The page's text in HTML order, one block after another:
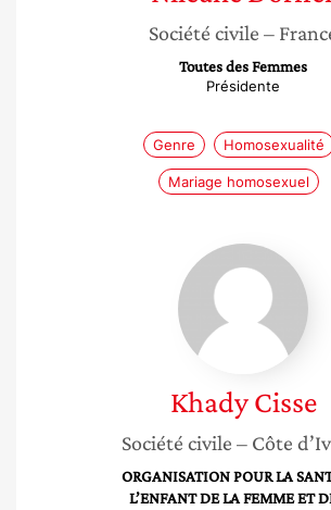
Société civile –
Toutes des Femmes
Présidente
Genre Homosexualité
Mariage homosexuel
Khady
Cisse
Khady Cisse
Société civile – Côte
ORGANISATION POUR LA
L’ENFANT DE LA FEMME ET